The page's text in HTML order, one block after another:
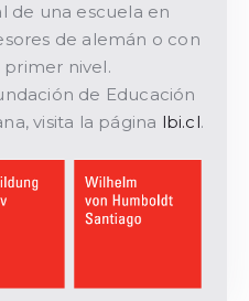
de una escuela en
de alemán o con
nivel.
de Educación
visita la página lbi.cl.